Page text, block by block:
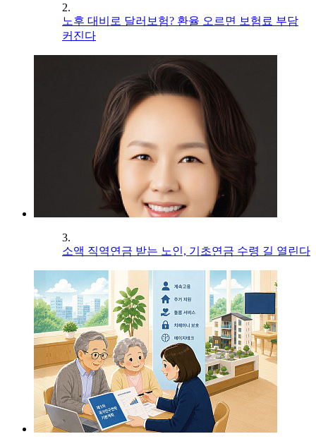
2.
노후 대비로 달러보험? 환율 오르면 보험료 부담
커진다
3.
소액 직역연금 받는 노인, 기초연금 수령 길 열린다